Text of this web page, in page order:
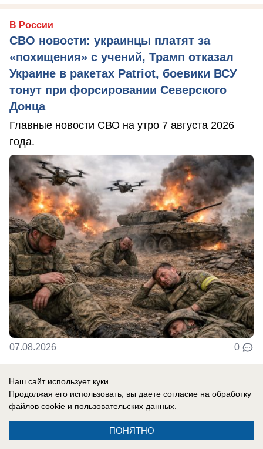
В России
СВО новости: украинцы платят за
«похищения» с учений, Трамп отказал
Украине в ракетах Patriot, боевики ВСУ
тонут при форсировании Северского
Донца
Главные новости СВО на утро 7 августа 2026
года.
07.08.2026 0
В России
«Там, где бьют москаля, Польша
сделал агрессивное заявление в адрес
Наш сайт использует куки.
Продолжая его использовать, вы даете согласие на обработку
файлов cookie и пользовательских данных.
ПОНЯТНО